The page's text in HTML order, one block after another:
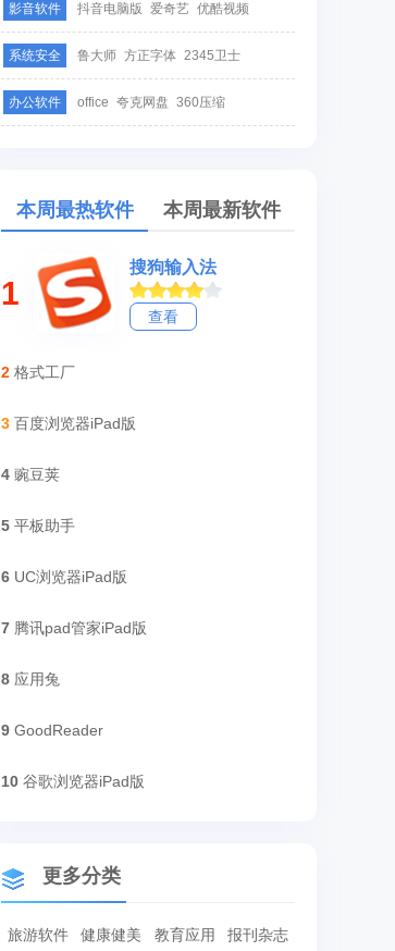
影音软件 抖音电脑版 爱奇艺 优酷视频
系统安全 鲁大师 方正字体 2345卫士
办公软件 office 夸克网盘 360压缩
本周最热软件 本周最新软件
1
搜狗输入法
查看
2 格式工厂
3 百度浏览器iPad版
4 豌豆荚
5 平板助手
6 UC浏览器iPad版
7 腾讯pad管家iPad版
8 应用兔
9 GoodReader
10 谷歌浏览器iPad版
更多分类
旅游软件 健康健美 教育应用 报刊杂志